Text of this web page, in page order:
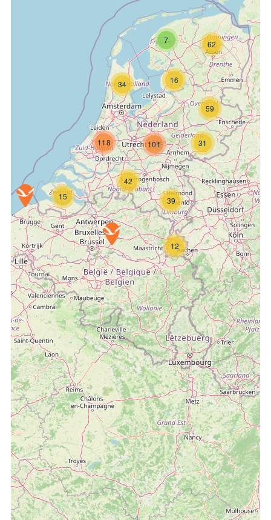
15
12
16
7 62
59
42
31
34
118
39
101